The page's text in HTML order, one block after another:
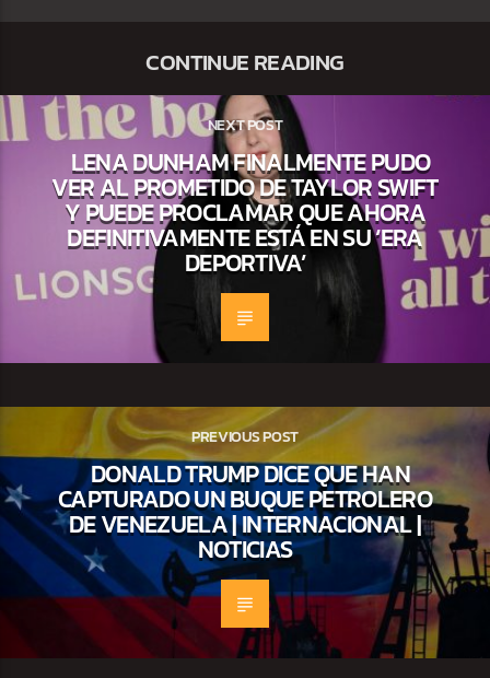
CONTINUE READING
NEXT POST
LENA DUNHAM FINALMENTE PUDO
VER AL PROMETIDO DE TAYLOR SWIFT
Y PUEDE PROCLAMAR QUE AHORA
DEFINITIVAMENTE ESTÁ EN SU ‘ERA
DEPORTIVA’
PREVIOUS POST
DONALD TRUMP DICE QUE HAN
CAPTURADO UN BUQUE PETROLERO
DE VENEZUELA | INTERNACIONAL |
NOTICIAS